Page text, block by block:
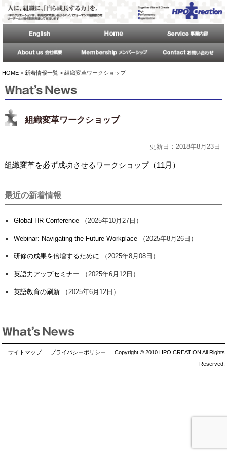
HOME > 新着情報一覧 > 組織変革ワークショップ
組織変革ワークショップ
更新日：2018年8月23日
組織変革を必ず成功させるワークショップ（11月）
最近の新着情報
Global HR Conference （2025年10月27日）
Webinar: Navigating the Future Workplace （2025年8月26日）
研修の成果を倍増するために （2025年8月08日）
英語力アップセミナー （2025年6月12日）
英語教育の刷新 （2025年6月12日）
サイトマップ｜ プライバシーポリシー ｜ Copyright © 2010 HPO CREATION All Rights
Reserved.